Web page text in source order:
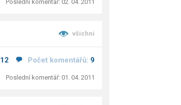
Poslední komentář: 02. 04. 2011
všichni
12 Počet komentářů: 9
Poslední komentář: 01. 04. 2011